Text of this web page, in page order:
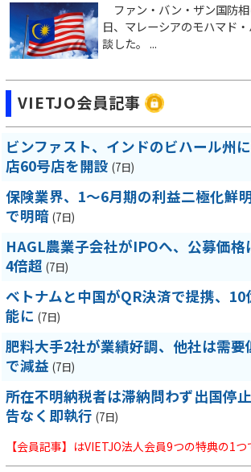
ファン・バン・ザン国防
日、マレーシアのモハマド
談した。 ...
VIETJO会員記事
ビンファスト、インドのビハール州
店60号店を開設 (7日)
保険業界、1～6月期の利益二極化
で明暗 (7日)
HAGL農業子会社がIPOへ、公募価格
4倍超 (7日)
ベトナムと中国がQR決済で提携、
能に (7日)
肥料大手2社が業績好調、他社は需要
で減益 (7日)
所在不明納税者は滞納問わず出国停
告なく即執行 (7日)
【会員記事】はVIETJO法人会員9つの特典の1つ